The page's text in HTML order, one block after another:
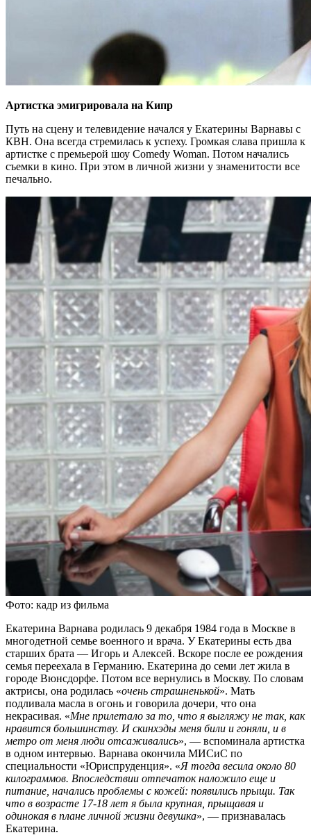
Артистка эмигрировала на Кипр
Путь на сцену и телевидение начался у Екатерины Варнавы с
КВН. Она всегда стремилась к успеху. Громкая слава пришла к
артистке с премьерой шоу Comedy Woman. Потом начались
съемки в кино. При этом в личной жизни у знаменитости все
печально.
Фото: кадр из фильма
Екатерина Варнава родилась 9 декабря 1984 года в Москве в
многодетной семье военного и врача. У Екатерины есть два
старших брата — Игорь и Алексей. Вскоре после ее рождения
семья переехала в Германию. Екатерина до семи лет жила в
городе Вюнсдорфе. Потом все вернулись в Москву. По словам
актрисы, она родилась «очень страшненькой». Мать
подливала масла в огонь и говорила дочери, что она
некрасивая. «Мне прилетало за то, что я выгляжу не так, как
нравится большинству. И скинхэды меня били и гоняли, и в
метро от меня люди отсаживались», — вспоминала артистка
в одном интервью. Варнава окончила МИСиС по
специальности «Юриспруденция». «Я тогда весила около 80
килограммов. Впоследствии отпечаток наложило еще и
питание, начались проблемы с кожей: появились прыщи. Так
что в возрасте 17-18 лет я была крупная, прыщавая и
одинокая в плане личной жизни девушка», — признавалась
Екатерина.